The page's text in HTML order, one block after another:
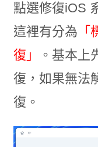
點選修復iOS
這裡有分為 「
復」
。基本上
復，如果無法
復。